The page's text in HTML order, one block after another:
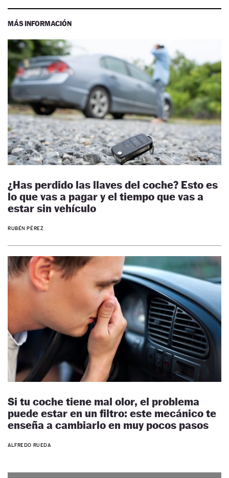
MÁS INFORMACIÓN
¿Has perdido las llaves del coche? Esto es
lo que vas a pagar y el tiempo que vas a
estar sin vehículo
RUBÉN PÉREZ
Si tu coche tiene mal olor, el problema
puede estar en un filtro: este mecánico te
enseña a cambiarlo en muy pocos pasos
ALFREDO RUEDA